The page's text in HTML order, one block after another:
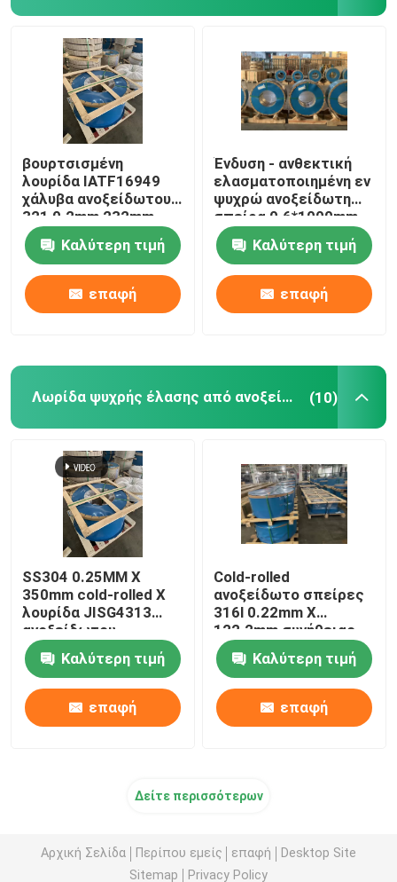
βουρτσισμένη
λουρίδα IATF16949
χάλυβα ανοξείδωτου
321 0.2mm 232mm
λουρίδα
Καλύτερη τιμή
επαφή
Ένδυση - ανθεκτική
ελασματοποιημένη εν
ψυχρώ ανοξείδωτη
σπείρα 0.6*1000mm
εργοστάσιο σπειρών
ανοξείδωτου
Καλύτερη τιμή
επαφή
Λωρίδα ψυχρής έλασης από ανοξείδωτο χάλυβα (10)
SS304 0.25MM X
350mm cold-rolled Χ
λουρίδα JISG4313
ανοξείδωτου
Καλύτερη τιμή
επαφή
Cold-rolled
ανοξείδωτο σπείρες
316l 0.22mm X
122.2mm συνήθειας
AISI
Καλύτερη τιμή
επαφή
Δείτε περισσότερων
Αρχική Σελίδα Περίπου εμείς επαφή
Desktop Site
Sitemap
Privacy Policy